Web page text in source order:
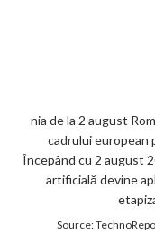
nia de la 2 august
cadrului european
Începând cu 2 august
artificială devine
Source: